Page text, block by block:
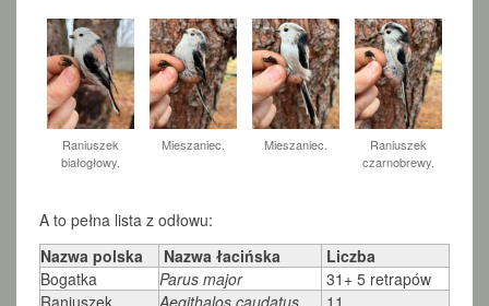
Raniuszek
białogłowy.
Mieszaniec. Mieszaniec.
Raniuszek
czarnobrewy.
A to pełna lista z odłowu:
Nazwa polska
Nazwa łacińska
Liczba
Bogatka
Parus major
31+ 5 retrapów